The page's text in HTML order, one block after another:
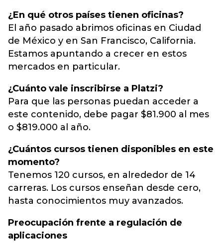
¿En qué otros países tienen oficinas?
El año pasado abrimos oficinas en Ciudad
de México y en San Francisco, California.
Estamos apuntando a crecer en estos
mercados en particular.
¿Cuánto vale inscribirse a Platzi?
Para que las personas puedan acceder a
este contenido, debe pagar $81.900 al mes
o $819.000 al año.
¿Cuántos cursos tienen disponibles en este
momento?
Tenemos 120 cursos, en alrededor de 14
carreras. Los cursos enseñan desde cero,
hasta conocimientos muy avanzados.
Preocupación frente a regulación de
aplicaciones